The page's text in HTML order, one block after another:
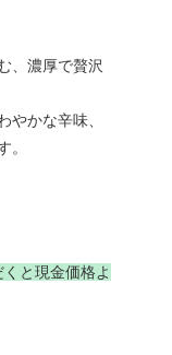
、濃厚で贅沢
やかな辛味、
。
と現金価格よ